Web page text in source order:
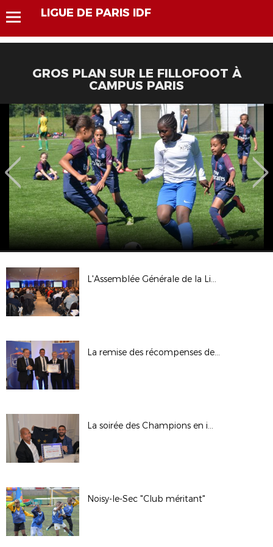
LIGUE DE PARIS IDF
GROS PLAN SUR LE FILLOFOOT À
CAMPUS PARIS
L'Assemblée Générale de la Ligue en images
La remise des récompenses de la soirée des Champions
La soirée des Champions en images
Noisy-le-Sec "Club méritant"